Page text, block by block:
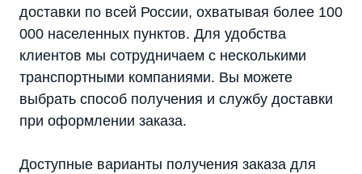
доставки по всей России, охватывая более 100
000 населенных пунктов. Для удобства
клиентов мы сотрудничаем с несколькими
транспортными компаниями. Вы можете
выбрать способ получения и службу доставки
при оформлении заказа.
Доступные варианты получения заказа для